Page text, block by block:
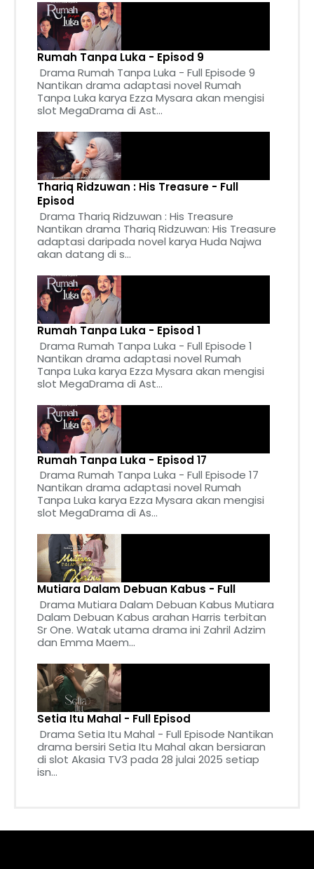
Rumah Tanpa Luka - Episod 9
Drama Rumah Tanpa Luka - Full Episode 9
Nantikan drama adaptasi novel Rumah
Tanpa Luka karya Ezza Mysara akan mengisi
slot MegaDrama di Ast...
Thariq Ridzuwan : His Treasure - Full
Episod
Drama Thariq Ridzuwan : His Treasure
Nantikan drama Thariq Ridzuwan: His Treasure
adaptasi daripada novel karya Huda Najwa
akan datang di s...
Rumah Tanpa Luka - Episod 1
Drama Rumah Tanpa Luka - Full Episode 1
Nantikan drama adaptasi novel Rumah
Tanpa Luka karya Ezza Mysara akan mengisi
slot MegaDrama di Ast...
Rumah Tanpa Luka - Episod 17
Drama Rumah Tanpa Luka - Full Episode 17
Nantikan drama adaptasi novel Rumah
Tanpa Luka karya Ezza Mysara akan mengisi
slot MegaDrama di As...
Mutiara Dalam Debuan Kabus - Full
Drama Mutiara Dalam Debuan Kabus Mutiara
Dalam Debuan Kabus arahan Harris terbitan
Sr One. Watak utama drama ini Zahril Adzim
dan Emma Maem...
Setia Itu Mahal - Full Episod
Drama Setia Itu Mahal - Full Episode Nantikan
drama bersiri Setia Itu Mahal akan bersiaran
di slot Akasia TV3 pada 28 julai 2025 setiap
isn...